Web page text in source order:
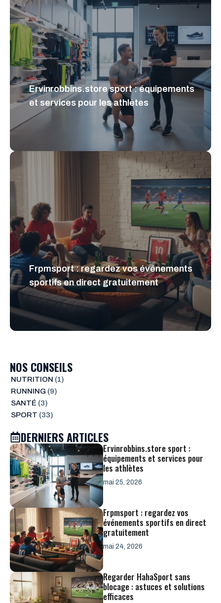
Ervinrobbins.store sport : équipements
et services pour les athlètes
Frpmsport : regardez vos événements
sportifs en direct gratuitement
NOS CONSEILS
NUTRITION (1)
RUNNING (9)
SANTÉ (3)
SPORT (33)
DERNIERS ARTICLES
Ervinrobbins.store sport :
équipements et services pour
les athlètes
mai 25, 2026
Frpmsport : regardez vos
événements sportifs en direct
gratuitement
mai 24, 2026
Regarder HahaSport sans
blocage : astuces et solutions
efficaces